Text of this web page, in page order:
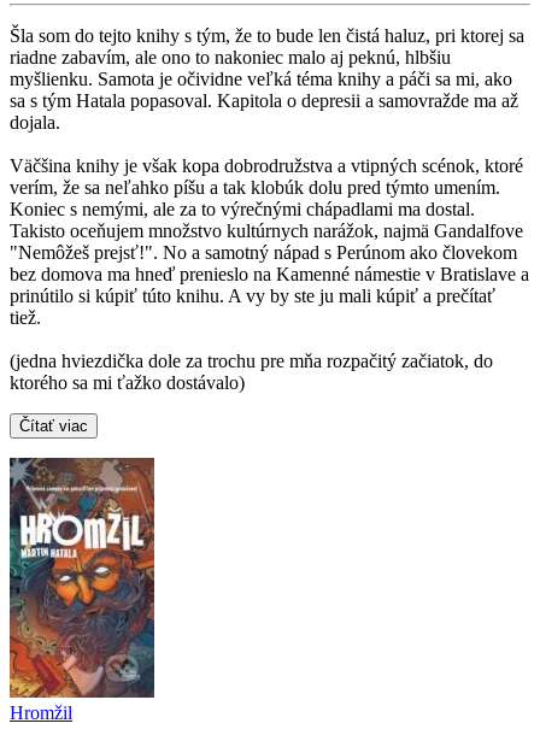
Šla som do tejto knihy s tým, že to bude len čistá haluz, pri ktorej sa
riadne zabavím, ale ono to nakoniec malo aj peknú, hlbšiu
myšlienku. Samota je očividne veľká téma knihy a páči sa mi, ako
sa s tým Hatala popasoval. Kapitola o depresii a samovražde ma až
dojala.
Väčšina knihy je však kopa dobrodružstva a vtipných scénok, ktoré
verím, že sa neľahko píšu a tak klobúk dolu pred týmto umením.
Koniec s nemými, ale za to výrečnými chápadlami ma dostal.
Takisto oceňujem množstvo kultúrnych narážok, najmä Gandalfove
"Nemôžeš prejsť!". No a samotný nápad s Perúnom ako človekom
bez domova ma hneď prenieslo na Kamenné námestie v Bratislave a
prinútilo si kúpiť túto knihu. A vy by ste ju mali kúpiť a prečítať
tiež.
(jedna hviezdička dole za trochu pre mňa rozpačitý začiatok, do
ktorého sa mi ťažko dostávalo)
Čítať viac
Hromžil